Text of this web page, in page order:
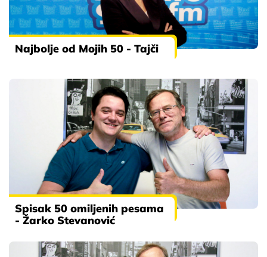
Najbolje od Mojih 50 - Tajči
Spisak 50 omiljenih pesama
- Žarko Stevanović